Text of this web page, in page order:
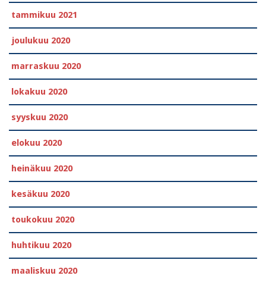
tammikuu 2021
joulukuu 2020
marraskuu 2020
lokakuu 2020
syyskuu 2020
elokuu 2020
heinäkuu 2020
kesäkuu 2020
toukokuu 2020
huhtikuu 2020
maaliskuu 2020